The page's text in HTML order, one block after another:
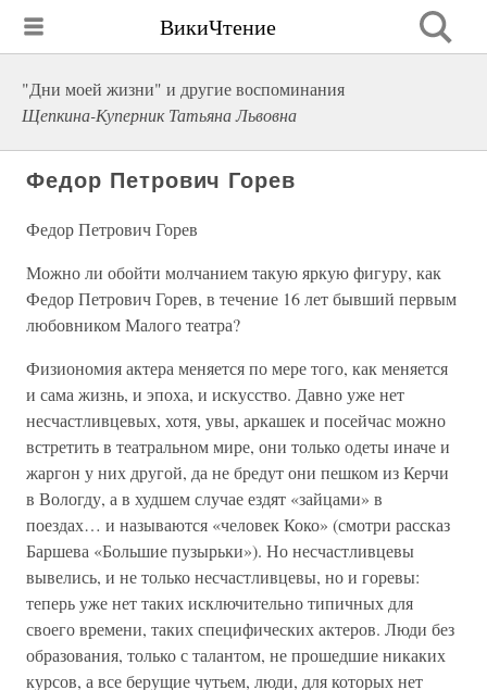
ВикиЧтение
"Дни моей жизни" и другие воспоминания
Щепкина-Куперник Татьяна Львовна
Федор Петрович Горев
Федор Петрович Горев
Можно ли обойти молчанием такую яркую фигуру, как
Федор Петрович Горев, в течение 16 лет бывший первым
любовником Малого театра?
Физиономия актера меняется по мере того, как меняется
и сама жизнь, и эпоха, и искусство. Давно уже нет
несчастливцевых, хотя, увы, аркашек и посейчас можно
встретить в театральном мире, они только одеты иначе и
жаргон у них другой, да не бредут они пешком из Керчи
в Вологду, а в худшем случае ездят «зайцами» в
поездах… и называются «человек Коко» (смотри рассказ
Баршева «Большие пузырьки»). Но несчастливцевы
вывелись, и не только несчастливцевы, но и горевы:
теперь уже нет таких исключительно типичных для
своего времени, таких специфических актеров. Люди без
образования, только с талантом, не прошедшие никаких
курсов, а все берущие чутьем, люди, для которых нет